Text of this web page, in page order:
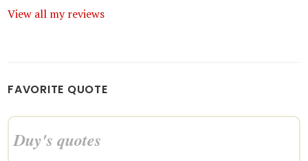
View all my reviews
FAVORITE QUOTE
Duy's quotes